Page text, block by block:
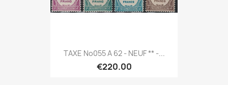
TAXE No055 A 62 - NEUF ** -...
€220.00